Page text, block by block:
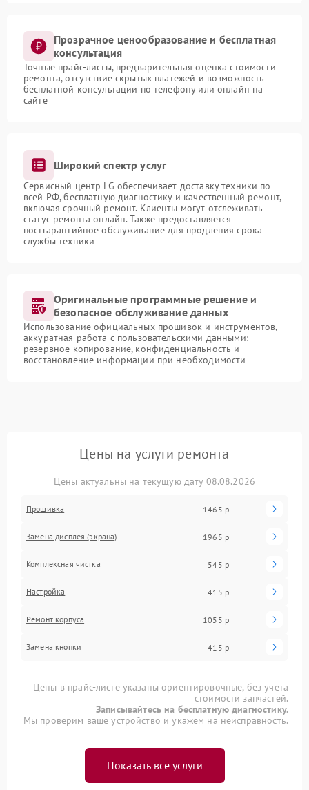
Прозрачное ценообразование и бесплатная
консультация
Точные прайс-листы, предварительная оценка стоимости
ремонта, отсутствие скрытых платежей и возможность
бесплатной консультации по телефону или онлайн на
сайте
Широкий спектр услуг
Сервисный центр LG обеспечивает доставку техники по
всей РФ, бесплатную диагностику и качественный ремонт,
включая срочный ремонт. Клиенты могут отслеживать
статус ремонта онлайн. Также предоставляется
постгарантийное обслуживание для продления срока
службы техники
Оригинальные программные решение и
безопасное обслуживание данных
Использование официальных прошивок и инструментов,
аккуратная работа с пользовательскими данными:
резервное копирование, конфиденциальность и
восстановление информации при необходимости
Цены на услуги ремонта
Цены актуальны на текущую дату 08.08.2026
Прошивка 1465 р
Замена дисплея (экрана) 1965 р
Комплексная чистка 545 р
Настройка 415 р
Ремонт корпуса 1055 р
Замена кнопки 415 р
Цены в прайс-листе указаны ориентировочные, без учета
стоимости запчастей.
Записывайтесь на бесплатную диагностику.
Мы проверим ваше устройство и укажем на неисправность.
Показать все услуги